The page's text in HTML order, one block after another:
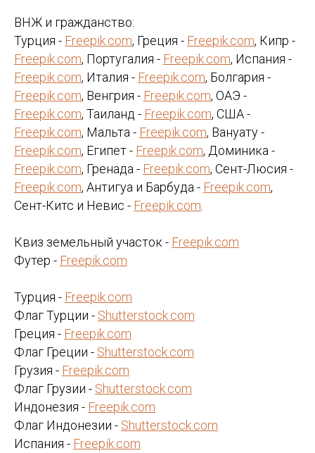
ВНЖ и гражданство:
Турция - Freepik.com, Греция - Freepik.com, Кипр -
Freepik.com, Португалия - Freepik.com, Испания -
Freepik.com, Италия - Freepik.com, Болгария -
Freepik.com, Венгрия - Freepik.com, ОАЭ -
Freepik.com, Таиланд - Freepik.com, США -
Freepik.com, Мальта - Freepik.com, Вануату -
Freepik.com, Египет - Freepik.com, Доминика -
Freepik.com, Гренада - Freepik.com, Сент-Люсия -
Freepik.com, Антигуа и Барбуда - Freepik.com,
Сент-Китс и Невис - Freepik.com
Квиз земельный участок - Freepik.com
Футер - Freepik.com
Турция - Freepik.com
Флаг Турции - Shutterstock.com
Греция - Freepik.com
Флаг Греции - Shutterstock.com
Грузия - Freepik.com
Флаг Грузии - Shutterstock.com
Индонезия - Freepik.com
Флаг Индонезии - Shutterstock.com
Испания - Freepik.com